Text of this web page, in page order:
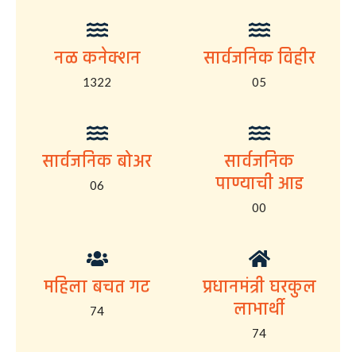
नळ कनेक्शन
1322
सार्वजनिक विहीर
05
सार्वजनिक बोअर
06
सार्वजनिक
पाण्याची आड
00
महिला बचत गट
74
प्रधानमंत्री घरकुल
लाभार्थी
74